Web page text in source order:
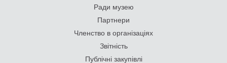
Ради музею
Партнери
Членство в організаціях
Звітність
Публічні закупівлі